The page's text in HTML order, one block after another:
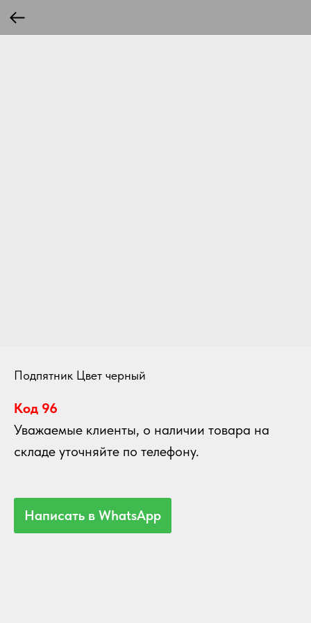
Подпятник Цвет черный
Код 96
Уважаемые клиенты, о наличии товара на
складе уточняйте по телефону.
Написать в WhatsApp